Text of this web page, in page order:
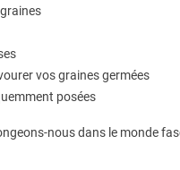
vos graines germées
posées
nous dans le monde